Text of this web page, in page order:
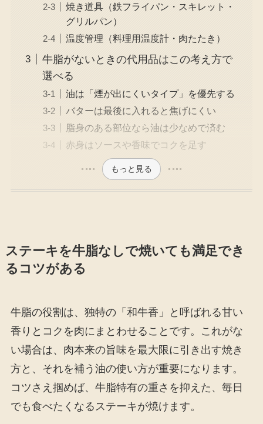
焼き道具（鉄フライパン・スキレット・
グリルパン）
温度管理（料理用温度計・肉たたき）
牛脂がないときの代用品はこの考え方で
選べる
油は「煙が出にくいタイプ」を優先する
バターは最後に入れると焦げにくい
脂身のある部位なら油は少なめで済む
赤身はソースや香味でコクを足す
もっと見る
ステーキを牛脂なしで焼いても満足でき
るコツがある
牛脂の役割は、独特の「和牛香」と呼ばれる甘い
香りとコクを肉にまとわせることです。これがな
い場合は、肉本来の旨味を最大限に引き出す焼き
方と、それを補う油の使い方が重要になります。
コツさえ掴めば、牛脂特有の重さを抑えた、毎日
でも食べたくなるステーキが焼けます。